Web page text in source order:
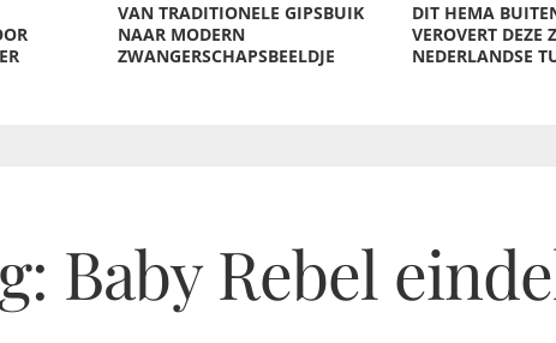
VAN TRADITIONELE GIPSBUIK
NAAR MODERN
ZWANGERSCHAPSBEELDJE
DIT HEMA
VEROVERT DEZE
NEDERLANDSE
Baby Rebel